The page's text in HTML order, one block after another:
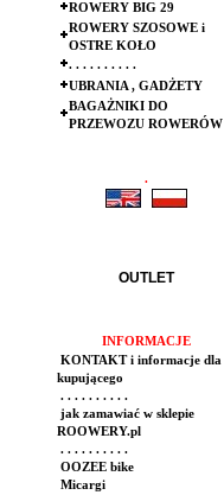
ROWERY BIG 29
ROWERY SZOSOWE i
OSTRE KOŁO
. . . . . . . . . .
UBRANIA , GADŻETY
BAGAŻNIKI DO
PRZEWOZU ROWERÓW
.
OUTLET
INFORMACJE
KONTAKT i informacje dla
kupującego
. . . . . . . . . .
jak zamawiać w sklepie
ROOWERY.pl
. . . . . . . . . .
OOZEE bike
Micargi